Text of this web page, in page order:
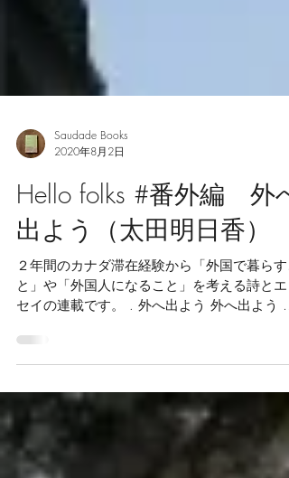
2020年8月2日
Hello folks #番外編 外へ
出よう（太田明日香）
２年間のカナダ滞在経験から「外国で暮らす
セイの連載です。 . 外へ出よう 外へ出よう 陽
の光を浴びに はためく洗濯物 赤ん坊の声 ゴ
て せせらぎを聞こう 汗をかけば 水を飲んで